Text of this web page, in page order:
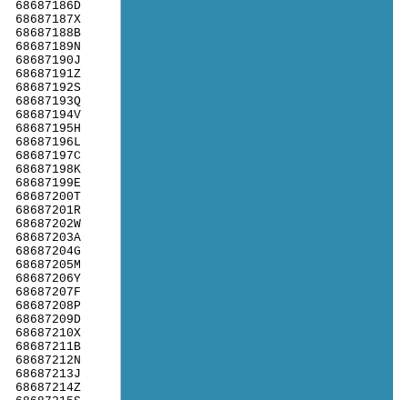
68687186D
68687187X
68687188B
68687189N
68687190J
68687191Z
68687192S
68687193Q
68687194V
68687195H
68687196L
68687197C
68687198K
68687199E
68687200T
68687201R
68687202W
68687203A
68687204G
68687205M
68687206Y
68687207F
68687208P
68687209D
68687210X
68687211B
68687212N
68687213J
68687214Z